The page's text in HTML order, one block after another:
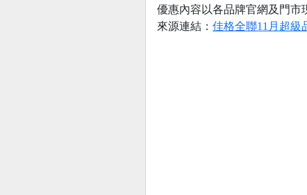
優惠內容以各品牌官網及門市
來源連結： 佳格全聯11月超級